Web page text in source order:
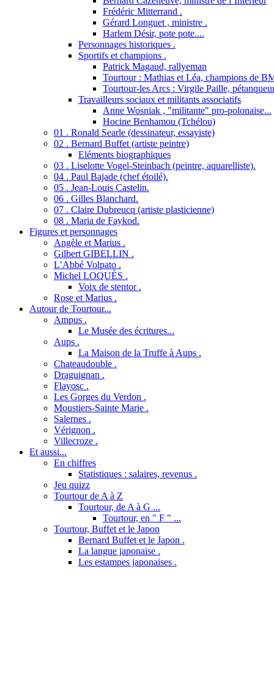
Frédéric Mitterrand .
Gérard Longuet , ministre .
Harlem Désir, pote pote....
Personnages historiques .
Sportifs et champions .
Patrick Magaud, rallyeman
Tourtour : Mathias et Léa, champions de
Tourtour-les Arcs : Virgile Paille,
Travailleurs sociaux et militants associatifs
Anne Wosniak , "militante" pro-polonaise...
Hocine Benhamou (Tchélou)
01 . Ronald Searle (dessinateur, essayiste)
02 . Bernard Buffet (artiste peintre)
Eléments biographiques
03 . Liselotte Vogel-Steinbach (peintre, aquarelliste).
04 . Paul Bajade (chef étoilé).
05 . Jean-Louis Castelin.
06 . Gilles Blanchard.
07 . Claire Dubreucq (artiste plasticienne)
08 . Maria de Faykod.
Figures et personnages
Angèle et Marius .
Gilbert GIBELLIN .
L’Abbé Volpato .
Michel LOQUÈS .
Voix de stentor .
Rose et Marius .
Autour de Tourtour...
Ampus .
Le Musée des écritures...
Aups .
La Maison de la Truffe à Aups .
Chateaudouble .
Draguignan .
Flayosc .
Les Gorges du Verdon .
Moustiers-Sainte Marie .
Salernes .
Vérignon .
Villecroze .
Et aussi...
En chiffres
Statistiques : salaires, revenus .
Jeu quizz
Tourtour de A à Z
Tourtour, de A à G ...
Tourtour, en " F " ...
Tourtour, Buffet et le Japon
Bernard Buffet et le Japon .
La langue japonaise .
Les estampes japonaises .